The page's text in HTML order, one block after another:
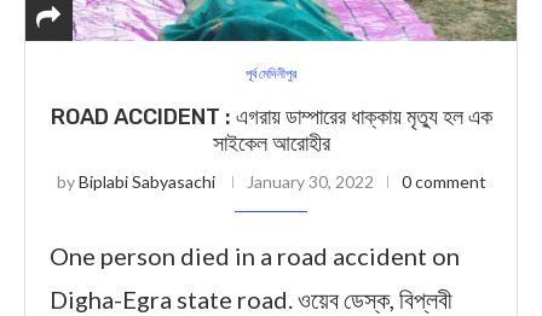
পূর্ব মেদিনীপুর
ROAD ACCIDENT : এগরায় ডাম্পারের ধাক্কায় মৃত্যু হল এক
সাইকেল আরোহীর
byBiplabi Sabyasachi January 30, 2022 0 comment
One person died in a road accident on
Digha-Egra state road. ওয়েব ডেস্ক, বিপ্লবী